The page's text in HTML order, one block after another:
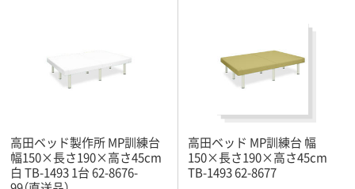
高田ベッド製作所 MP訓練台
幅150×長さ190×高さ45cm
白 TB-1493 1台 62-8676-
高田ベッド MP訓練台 幅
150×長さ190×高さ45cm
TB-1493 62-8677